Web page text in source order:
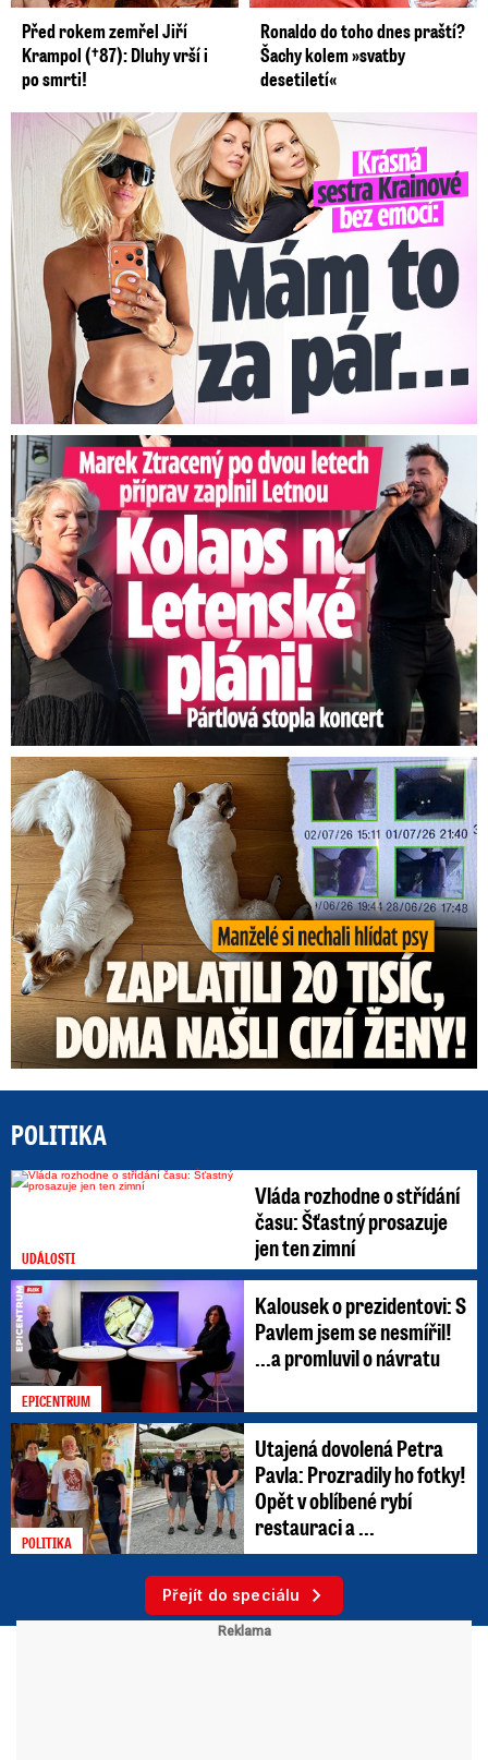
Před rokem zemřel Jiří
Krampol (†87): Dluhy vrší i
po smrti!
Ronaldo do toho dnes praští?
Šachy kolem »svatby
desetiletí«
Krásná sestra Krainové bez emocí: Mám to za pár…
Marek Ztracený na Letné: Pártlová stopla koncert
Za hlídání psů zaplatili 20 tisíc, doma našli cizí ženy!
POLITIKA
UDÁLOSTI
Vláda rozhodne o střídání
času: Šťastný prosazuje
jen ten zimní
EPICENTRUM
Kalousek o prezidentovi: S
Pavlem jsem se nesmířil!
...a promluvil o návratu
POLITIKA
Utajená dovolená Petra
Pavla: Prozradily ho fotky!
Opět v oblíbené rybí
restauraci a ...
Přejít do speciálu